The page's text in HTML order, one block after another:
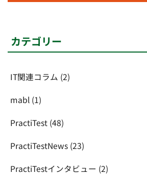
カテゴリー
IT関連コラム (2)
mabl (1)
PractiTest (48)
PractiTestNews (23)
PractiTestインタビュー (2)